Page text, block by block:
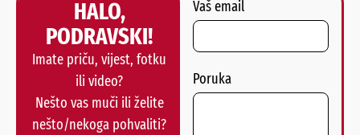
HALO,
PODRAVSKI!
Imate priču, vijest, fotku
ili video?
Nešto vas muči ili želite
nešto/nekoga pohvaliti?
Vaš email
Poruka